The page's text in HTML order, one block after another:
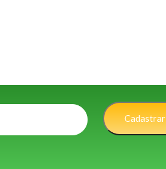
Cadastrar